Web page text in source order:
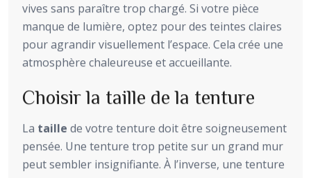
vives sans paraître trop chargé. Si votre pièce
manque de lumière, optez pour des teintes claires
pour agrandir visuellement l’espace. Cela crée une
atmosphère chaleureuse et accueillante.
Choisir la taille de la tenture
La taille de votre tenture doit être soigneusement
pensée. Une tenture trop petite sur un grand mur
peut sembler insignifiante. À l’inverse, une tenture